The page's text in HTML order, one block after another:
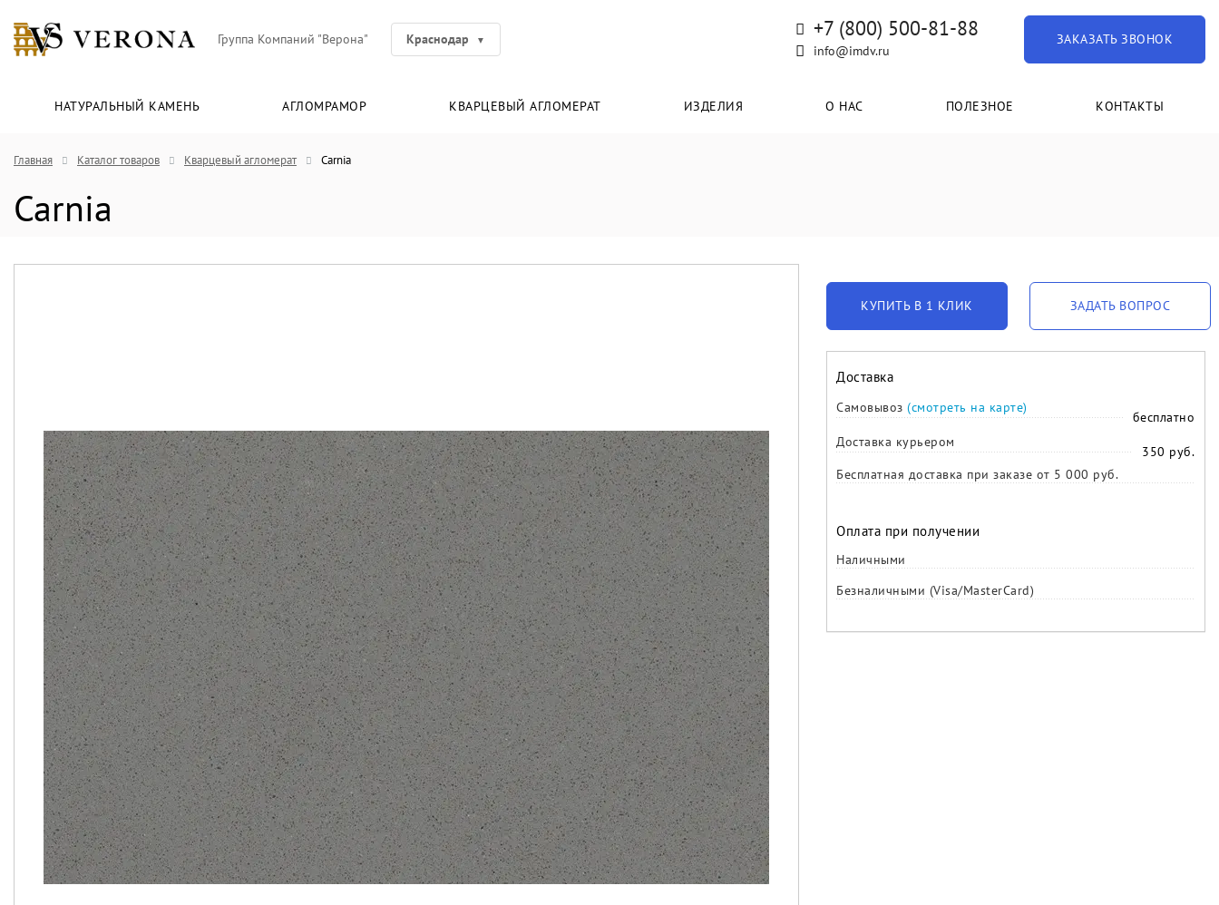
Группа Компаний "Верона" Краснодар +7 (800) 500-81-88
info@imdv.ru
ЗАКАЗАТЬ ЗВОНОК
НАТУРАЛЬНЫЙ КАМЕНЬ АГЛОМРАМОР КВАРЦЕВЫЙ АГЛОМЕРАТ ИЗДЕЛИЯ О НАС ПОЛЕЗНОЕ КОНТАКТЫ
Главная Каталог товаров Кварцевый агломерат Carnia
Carnia
КУПИТЬ В 1 КЛИК ЗАДАТЬ ВОПРОС
Доставка
Самовывоз (смотреть на карте)
бесплатно
Доставка курьером
350 руб.
Бесплатная доставка при заказе от 5 000 руб.
Оплата при получении
Наличными
Безналичными (Visa/MasterCard)